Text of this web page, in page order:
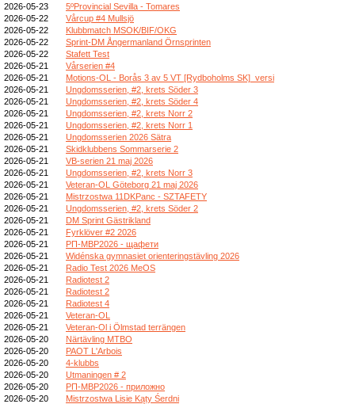
2026-05-23
5ºProvincial Sevilla - Tomares
2026-05-22
Vårcup #4 Mullsjö
2026-05-22
Klubbmatch MSOK/BIF/OKG
2026-05-22
Sprint-DM Ångermanland Örnsprinten
2026-05-22
Stafett Test
2026-05-21
Vårserien #4
2026-05-21
Motions-OL - Borås 3 av 5 VT [Rydboholms SK]_versi
2026-05-21
Ungdomsserien, #2, krets Söder 3
2026-05-21
Ungdomsserien, #2, krets Söder 4
2026-05-21
Ungdomsserien, #2, krets Norr 2
2026-05-21
Ungdomsserien, #2, krets Norr 1
2026-05-21
Ungdomsserien 2026 Sätra
2026-05-21
Skidklubbens Sommarserie 2
2026-05-21
VB-serien 21 maj 2026
2026-05-21
Ungdomsserien, #2, krets Norr 3
2026-05-21
Veteran-OL Göteborg 21 maj 2026
2026-05-21
Mistrzostwa 11DKPanc - SZTAFETY
2026-05-21
Ungdomsserien, #2, krets Söder 2
2026-05-21
DM Sprint Gästrikland
2026-05-21
Fyrklöver #2 2026
2026-05-21
РП-МВР2026 - щафети
2026-05-21
Widénska gymnasiet orienteringstävling 2026
2026-05-21
Radio Test 2026 MeOS
2026-05-21
Radiotest 2
2026-05-21
Radiotest 2
2026-05-21
Radiotest 4
2026-05-21
Veteran-OL
2026-05-21
Veteran-Ol i Ölmstad terrängen
2026-05-20
Närtävling MTBO
2026-05-20
PAOT L'Arbois
2026-05-20
4-klubbs
2026-05-20
Utmaningen # 2
2026-05-20
РП-МВР2026 - приложно
2026-05-20
Mistrzostwa Lisie Kąty Śerdni